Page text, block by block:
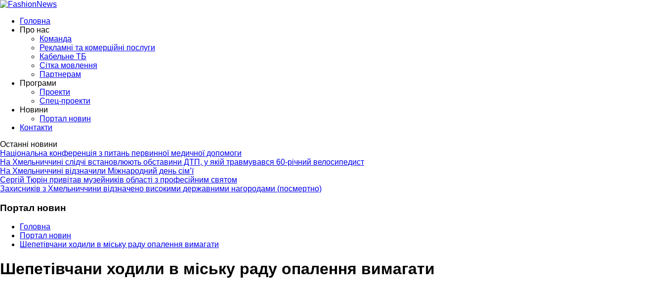
Головна
Про нас
Команда
Рекламні та комерційні послуги
Кабельне ТБ
Сітка мовлення
Партнерам
Програми
Проекти
Спец-проекти
Новини
Портал новин
Контакти
Останні новини
Національна конференція з питань первинної медичної допомоги
На Хмельниччині слідчі встановлюють обставини ДТП, у якій травмувався 60-річний велосипедист
На Хмельниччині відзначили Міжнародний день сім’ї
Сергій Тюрін привітав музейників області з професійним святом
Захисників з Хмельниччини відзначено високими державними нагородами (посмертно)
Портал новин
Головна
Портал новин
Шепетівчани ходили в міську раду опалення вимагати
Шепетівчани ходили в міську раду опалення вимагати